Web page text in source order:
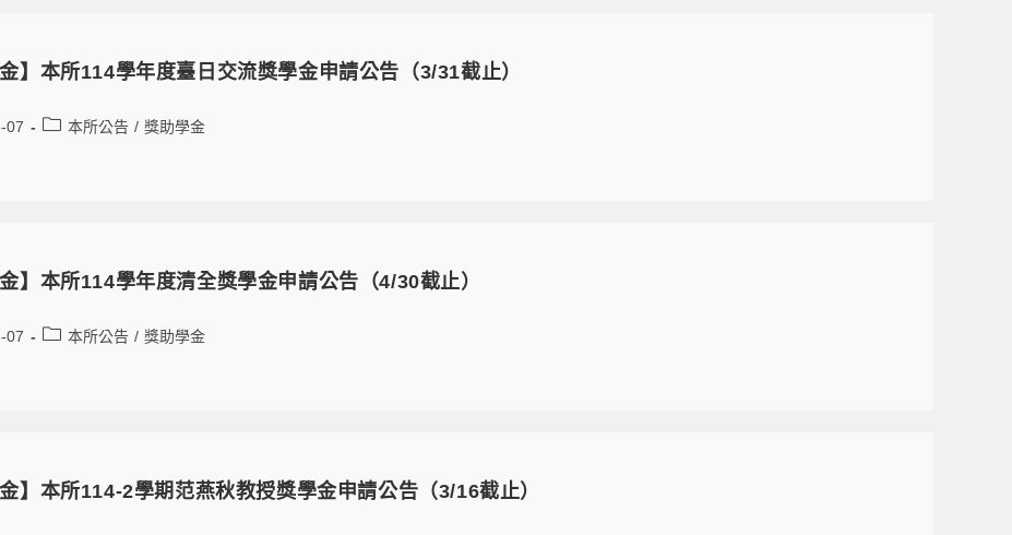
金】本所114學年度臺日交流獎學金申請公告（3/31截止）
07 本所公告 / 獎助學金
金】本所114學年度清全獎學金申請公告（4/30截止）
07 本所公告 / 獎助學金
金】本所114-2學期范燕秋教授獎學金申請公告（3/16截止）